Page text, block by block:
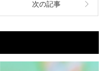
次の記事